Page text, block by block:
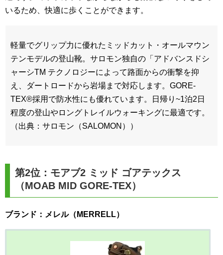
いるため、快適に歩くことができます。
軽量でグリップ力に優れたミッドカット・オールマウン
テンモデルの登山靴。サロモン独自の「アドバンスドシ
ャーシTM テクノロジーによって路面からの衝撃を抑
え、ダートロードから岩場まで対応します。GORE-
TEX®採用で防水性にも優れています。日帰り~1泊2日
程度の登山やロングトレイルウォーキングに最適です。
（出典：サロモン（SALOMON））
第2位：モアブ2 ミッド ゴアテックス
（MOAB MID GORE-TEX）
ブランド：メレル（MERRELL）